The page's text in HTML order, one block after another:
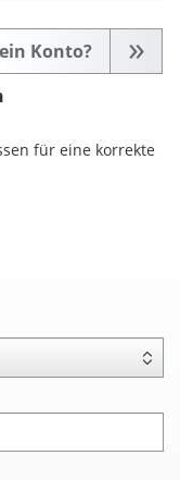
Konto?
für eine korrekte